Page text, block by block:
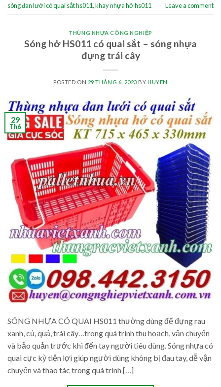
sóng đan lưới có quai sắt hs011,khay nhựa hở hs011 Leave a comment
THÙNG NHỰA CÔNG NGHIỆP
Sóng hở HS011 có quai sắt – sóng nhựa
đựng trái cây
POSTED ON 29 THÁNG 6, 2023 BY HUYEN
29
Th6
SÓNG NHỰA CÓ QUAI HS011 thường dùng để đựng rau
xanh, củ, quả, trái cây…trong quá trình thu hoạch, vận chuyển
và bảo quản trước khi đến tay người tiêu dùng. Sóng nhựa có
quai cực kỳ tiện lợi giúp người dùng không bị đau tay, dễ vận
chuyển và thao tác trong quá trình […]